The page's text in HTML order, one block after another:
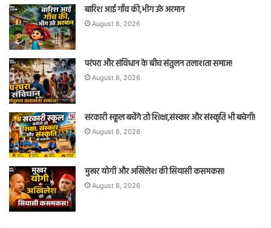
बारिश आई गाँव की,भीग उठे अरमान
August 8, 2026
परंपरा और संविधान के बीच संतुलन तलाशता समाज!
August 8, 2026
सरकारी स्कूल बचेंगे तो शिक्षा,संस्कार और संस्कृति भी बचेगी!
August 8, 2026
मुखर योगी और अखिलेश की सियासी कसमकस!
August 8, 2026